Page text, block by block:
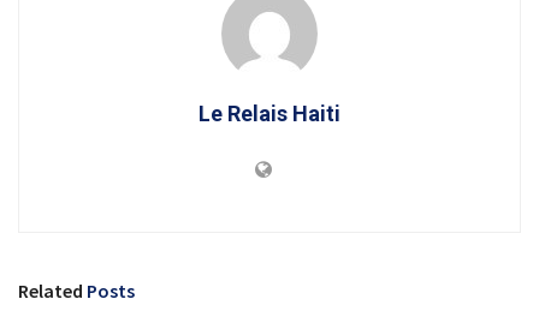
Le Relais Haiti
Related Posts